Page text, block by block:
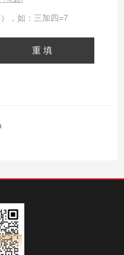
，如：三加四=7